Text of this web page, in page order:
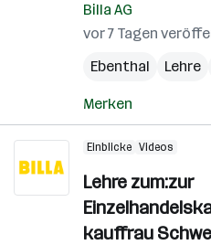
Billa AG
vor 7 Tagen
Ebenthal
Lehre
Merken
Einblicke Videos
Lehre zum:zur
kauffrau